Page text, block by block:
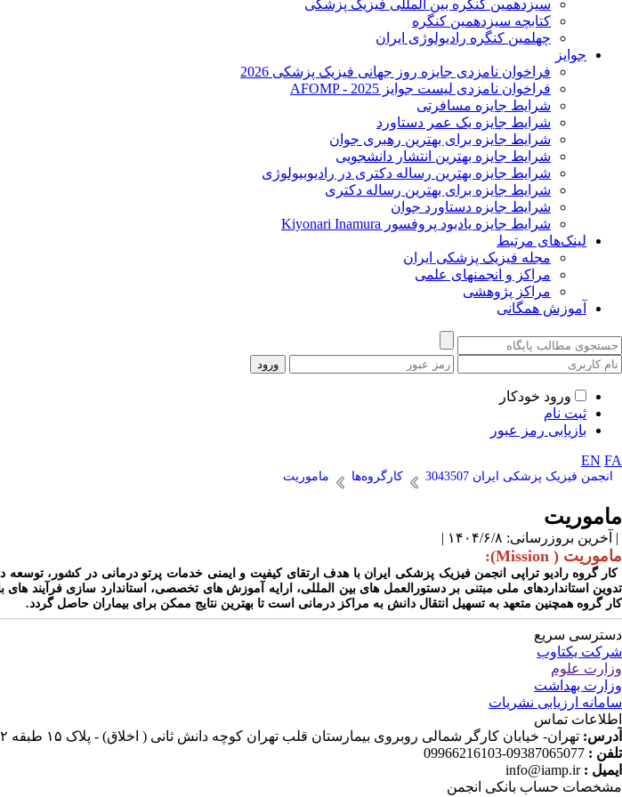
سیزدهمین کنگره بین المللی فیزیک پزشکی
کتابچه سیزدهمین کنگره
چهلمین کنگره رادیولوژی ایران
جوایز
فراخوان نامزدی جایزه روز جهانی فیزیک پزشکی 2026
فراخوان نامزدی لیست جوایز AFOMP - 2025
شرایط جایزه مسافرتی
شرایط جایزه یک عمر دستاورد
شرایط جایزه برای بهترین رهبری جوان
شرایط جایزه بهترین انتشار دانشجویی
شرایط جایزه بهترین رساله دکتری در رادیوبیولوژی
شرایط جایزه برای بهترین رساله دکتری
شرایط جایزه دستاورد جوان
شرایط جایزه یادبود پروفسور Kiyonari Inamura
لینک‌های مرتبط
مجله فیزیک پزشکی ایران
مراکز و انجمنهای علمی
مراکز پژوهشی
آموزش همگانی
ورود خودکار
ثبت نام
بازیابی رمز عبور
EN FA
انجمن فیزیک پزشکی ایران 3043507 کارگروه‌ها ماموریت
ماموریت
| آخرین بروزرسانی: ۱۴۰۴/۶/۸ |
ماموریت ( Mission):
کار گروه رادیو تراپی انجمن فیزیک پزشکی ایران با هدف ارتقای کیفیت و ایمنی خدمات پرتو درمانی در کشور،
تدوین استانداردهای ملی مبتنی بر دستورالعمل های بین المللی، ارایه آموزش های تخصصی، استاندارد سازی فرآیند های
کار گروه همچنین متعهد به تسهیل انتقال دانش به مراکز درمانی است تا بهترین نتایج ممکن برای بیماران حاصل گردد.
دسترسی سریع
شرکت یکتاوب
وزارت علوم
وزارت بهداشت
سامانه ارزیابی نشریات
اطلاعات تماس
آدرس: تهران- خیابان کارگر شمالی روبروی بیمارستان قلب تهران کوچه دانش ثانی ( اخلاق) - پلاک ۱۵ طبقه ۲
تلفن : 09387065077-09966216103
ایمیل :info@iamp.ir
مشخصات حساب بانکی انجمن